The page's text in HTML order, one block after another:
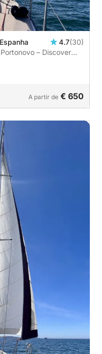
4.7(30)
– Discover
A partir de € 650